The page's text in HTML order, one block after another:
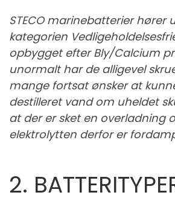
STECO marinebatterier hører
kategorien
opbygget efter Bly/Calcium
unormalt har de alligevel
mange fortsat ønsker at
destilleret vand om uheldet
at der er sket en overladning
elektrolytten derfor er
2.